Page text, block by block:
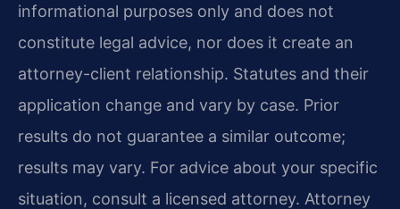
informational purposes only and does not
constitute legal advice, nor does it create an
attorney-client relationship. Statutes and their
application change and vary by case. Prior
results do not guarantee a similar outcome;
results may vary. For advice about your specific
situation, consult a licensed attorney. Attorney